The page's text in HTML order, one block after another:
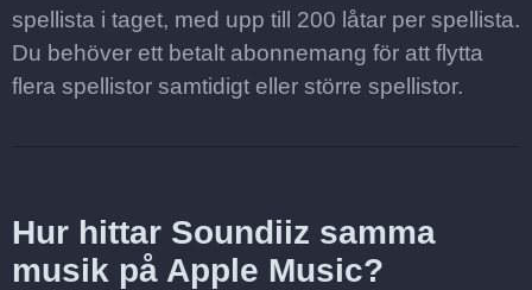
spellista i taget, med upp till 200 låtar per spellista.
Du behöver ett betalt abonnemang för att flytta
flera spellistor samtidigt eller större spellistor.
Hur hittar Soundiiz samma
musik på Apple Music?